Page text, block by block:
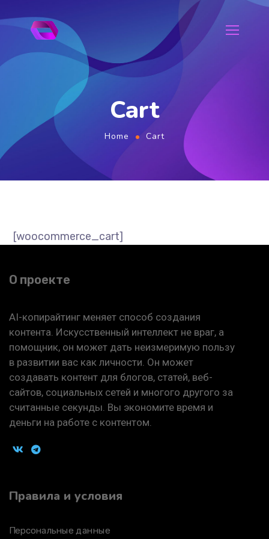
Cart
Home Cart
[woocommerce_cart]
О проекте
AI-копирайтинг меняет способ создания
контента. Искусственный интеллект не враг, а
помощник, он может дать неизмеримую пользу
в развитии вас как личности. Он может
создавать контент для блогов, статей, веб-
сайтов, социальных сетей и многого другого за
считанные секунды. Вы экономите время и
деньги на работе с контентом.
Правила и условия
Персональные данные